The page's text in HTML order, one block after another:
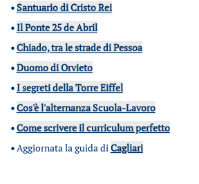
•Santuario di Cristo Rei
•Il Ponte 25 de Abril
•Chiado, tra le strade di Pessoa
•Duomo di Orvieto
•I segreti della Torre Eiffel
•Cos'è l'alternanza Scuola-Lavoro
•Come scrivere il curriculum perfetto
•Aggiornata la guida diCagliari